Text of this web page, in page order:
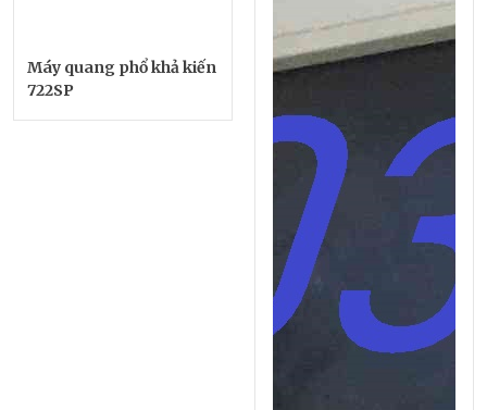
Máy quang phổ khả kiến
722SP